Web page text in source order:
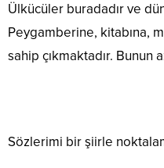
Ülkücüler buradadır ve
Peygamberine, kitabına,
sahip çıkmaktadır. Bunun
Sözlerimi bir şiirle